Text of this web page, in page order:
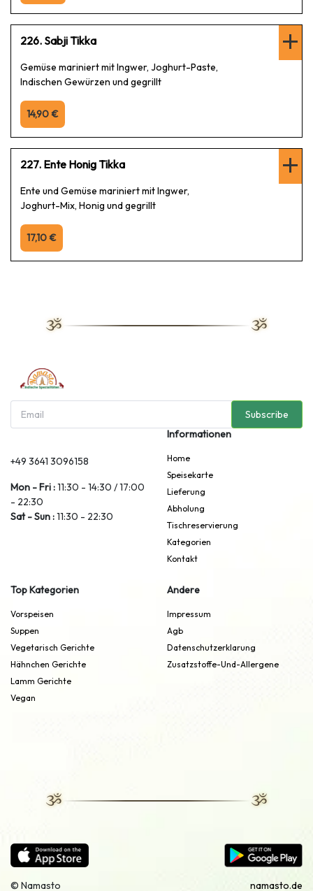
226. Sabji Tikka
Gemüse mariniert mit Ingwer, Joghurt-Paste,
Indischen Gewürzen und gegrillt
14,90 €
227. Ente Honig Tikka
Ente und Gemüse mariniert mit Ingwer,
Joghurt-Mix, Honig und gegrillt
17,10 €
Subscribe
+49 3641 3096158
Mon - Fri :11:30 - 14:30 / 17:00
- 22:30
Sat - Sun :11:30 - 22:30
Informationen
Home
Speisekarte
Lieferung
Abholung
Tischreservierung
Kategorien
Kontakt
Top Kategorien
Vorspeisen
Suppen
Vegetarisch Gerichte
Hähnchen Gerichte
Lamm Gerichte
Vegan
Andere
Impressum
Agb
Datenschutzerklarung
Zusatzstoffe-Und-Allergene
© Namasto namasto.de